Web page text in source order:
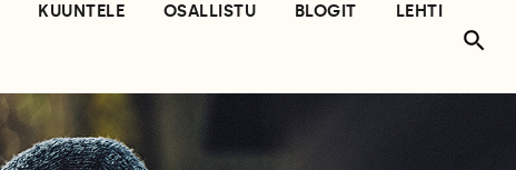
KUUNTELE OSALLISTU BLOGIT
LEHTI